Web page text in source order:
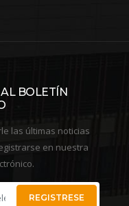
BOLETÍN
las últimas noticias
en nuestra
REGISTRESE